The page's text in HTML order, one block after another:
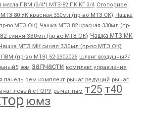
масла ПВМ (3/4") МТЗ-82 ПК КГ 3/4 Стопорное
80 УК красная 330мл (пр-во МТЗ ОК) Чашка
во МТЗ ОК) Чашка МТЗ 82 красная 330мл (пр-
синяя 330мл (пр-во МТЗ ОК) Чашка МТЗ МК
МТЗ МК синяя 330мл (пр-во МТЗ ОК)
(пр-во МТЗ) 52-2302026 Шланг воздушный/
вом запчасти комплект управления
панель рем комплект рычаг ведущий рычаг
левый с ГОРУ рычаг пвм т25 т40
юмз